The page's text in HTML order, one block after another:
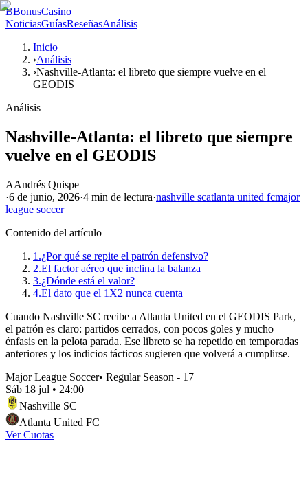
BBonusCasino
NoticiasGuíasReseñasAnálisis
Inicio
›Análisis
›Nashville-Atlanta: el libreto que siempre vuelve en el
GEODIS
Análisis
Nashville-Atlanta: el libreto que siempre
vuelve en el GEODIS
AAndrés Quispe
·6 de junio, 2026·4 min de lectura·nashville scatlanta united fcmajor
league soccer
Contenido del artículo
1.¿Por qué se repite el patrón defensivo?
2.El factor aéreo que inclina la balanza
3.¿Dónde está el valor?
4.El dato que el 1X2 nunca cuenta
Cuando Nashville SC recibe a Atlanta United en el GEODIS Park,
el patrón es claro: partidos cerrados, con pocos goles y mucho
énfasis en la pelota parada. Ese libreto se ha repetido en temporadas
anteriores y los indicios tácticos sugieren que volverá a cumplirse.
Major League Soccer• Regular Season - 17
Sáb 18 jul • 24:00
Nashville SC
Atlanta United FC
Ver Cuotas